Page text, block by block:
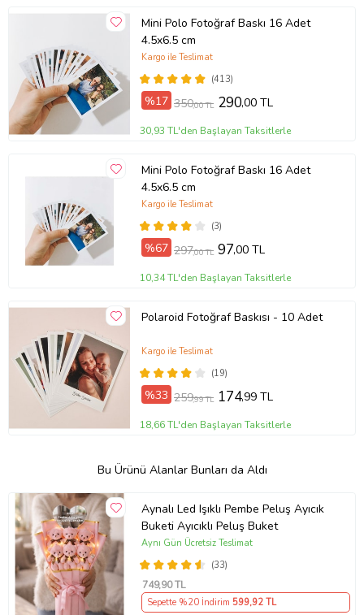
Mini Polo Fotoğraf Baskı 16 Adet
4.5x6.5 cm
(413)
Kargo ile Teslimat
%17 350,00 TL 290,00 TL
30,93 TL'den Başlayan Taksitlerle
Mini Polo Fotoğraf Baskı 16 Adet
4.5x6.5 cm
(3)
Kargo ile Teslimat
%67 297,00 TL 97,00 TL
10,34 TL'den Başlayan Taksitlerle
Polaroid Fotoğraf Baskısı - 10 Adet
(19)
Kargo ile Teslimat
%33 259,99 TL 174,99 TL
18,66 TL'den Başlayan Taksitlerle
Bu Ürünü Alanlar Bunları da Aldı
Aynalı Led Işıklı Pembe Peluş Ayıcık
Buketi Ayıcıklı Peluş Buket
(33)
Aynı Gün Ücretsiz Teslimat
749,90 TL
Sepette %20 İndirim 599,92 TL